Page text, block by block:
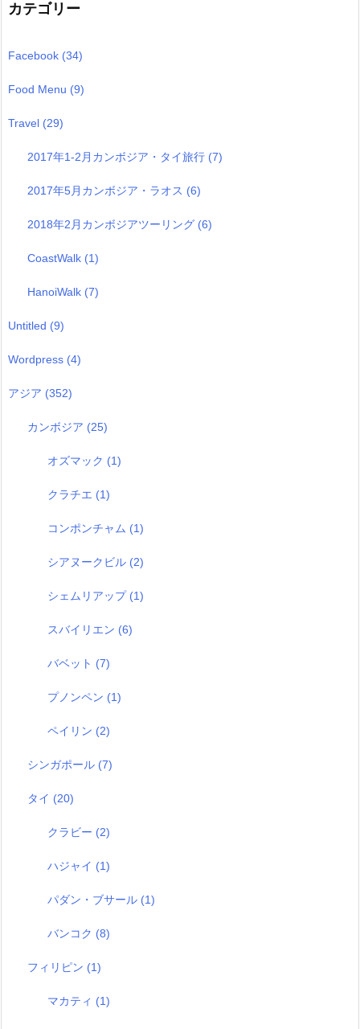
カテゴリー
Facebook (34)
Food Menu (9)
Travel (29)
2017年1-2月カンボジア・タイ旅行 (7)
2017年5月カンボジア・ラオス (6)
2018年2月カンボジアツーリング (6)
CoastWalk (1)
HanoiWalk (7)
Untitled (9)
Wordpress (4)
アジア (352)
カンボジア (25)
オズマック (1)
クラチエ (1)
コンポンチャム (1)
シアヌークビル (2)
シェムリアップ (1)
スバイリエン (6)
バベット (7)
プノンペン (1)
ペイリン (2)
シンガポール (7)
タイ (20)
クラビー (2)
ハジャイ (1)
パダン・ブサール (1)
バンコク (8)
フィリピン (1)
マカティ (1)